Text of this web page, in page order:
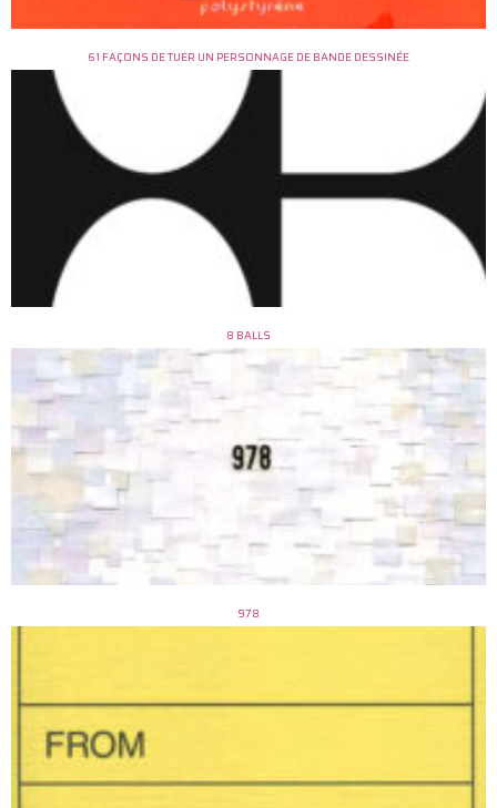
61 FAÇONS DE TUER UN PERSONNAGE DE BANDE DESSINÉE
8 BALLS
978